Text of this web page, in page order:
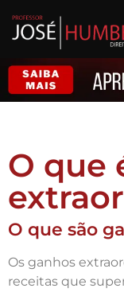
O que
O que são
Os ganhos
receitas que